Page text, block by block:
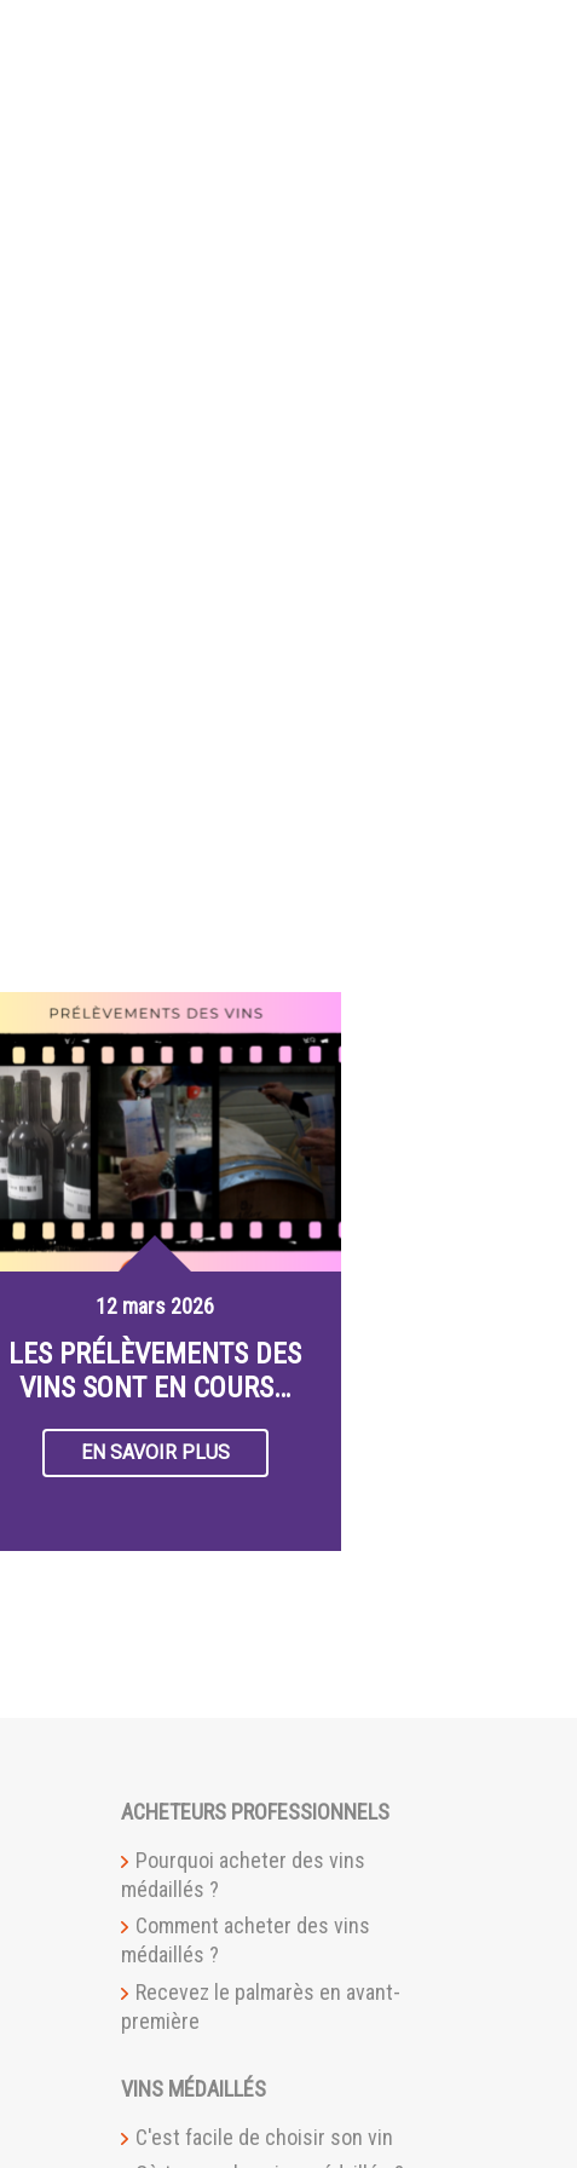
12 mars 2026
LES PRÉLÈVEMENTS DES
VINS SONT EN COURS…
EN SAVOIR PLUS
ACHETEURS PROFESSIONNELS
Pourquoi acheter des vins
médaillés ?
Comment acheter des vins
médaillés ?
Recevez le palmarès en avant-
première
VINS MÉDAILLÉS
C'est facile de choisir son vin